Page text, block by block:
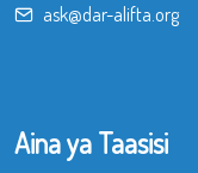
ask@dar-alifta.org
Aina ya Taasisi